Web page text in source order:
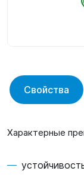
Свойства
Характерные